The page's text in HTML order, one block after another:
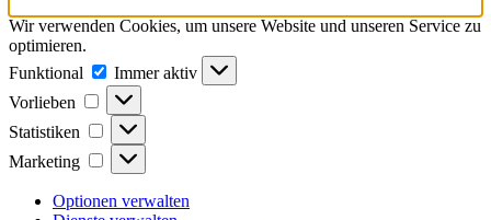
Wir verwenden Cookies, um unsere Website und unseren Service zu
optimieren.
Funktional
Funktional
Immer aktiv
Vorlieben
Vorlieben
Statistiken Statistiken
Marketing Marketing
Optionen verwalten